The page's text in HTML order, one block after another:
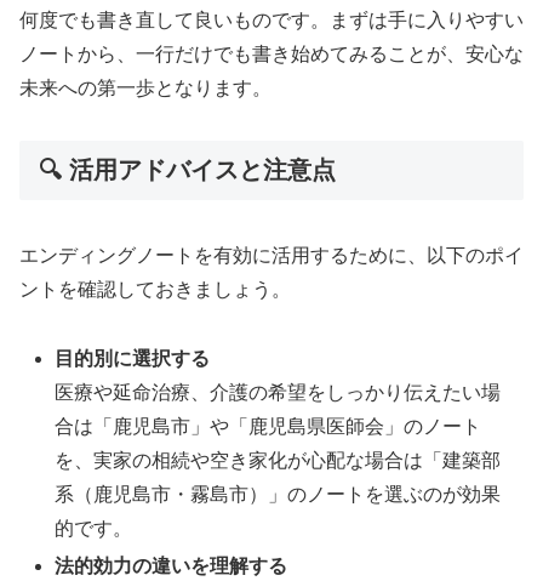
何度でも書き直して良いものです。まずは手に入りやすい
ノートから、一行だけでも書き始めてみることが、安心な
未来への第一歩となります。
🔍 活用アドバイスと注意点
エンディングノートを有効に活用するために、以下のポイ
ントを確認しておきましょう。
目的別に選択する
医療や延命治療、介護の希望をしっかり伝えたい場
合は「鹿児島市」や「鹿児島県医師会」のノート
を、実家の相続や空き家化が心配な場合は「建築部
系（鹿児島市・霧島市）」のノートを選ぶのが効果
的です。
法的効力の違いを理解する